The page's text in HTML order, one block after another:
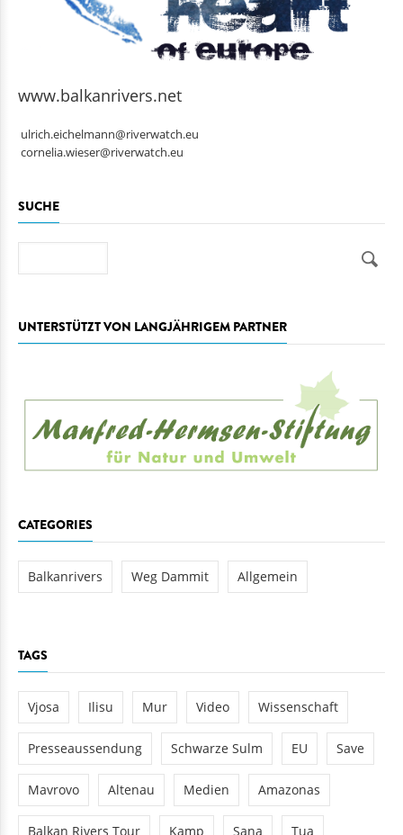
www.balkanrivers.net
ulrich.eichelmann@riverwatch.eu
cornelia.wieser@riverwatch.eu
SUCHE
UNTERSTÜTZT VON LANGJÄHRIGEM PARTNER
CATEGORIES
Balkanrivers Weg Dammit Allgemein
TAGS
Vjosa Ilisu Mur Video Wissenschaft
Presseaussendung Schwarze Sulm EU Save
Mavrovo Altenau Medien Amazonas
Balkan Rivers Tour Kamp Sana Tua